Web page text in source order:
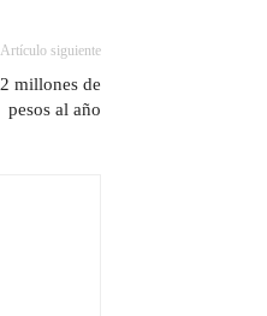
Artículo siguiente
millones de
pesos al año